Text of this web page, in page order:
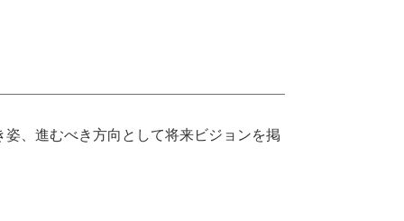
、進むべき方向として将来ビジョンを掲